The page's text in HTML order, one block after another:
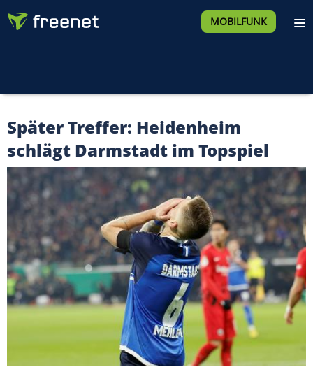
MOBILFUNK
Später Treffer: Heidenheim
schlägt Darmstadt im Topspiel